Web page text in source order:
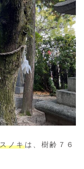
ノキは、樹齢７６